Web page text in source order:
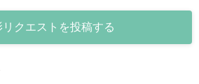
リクエストを投稿する